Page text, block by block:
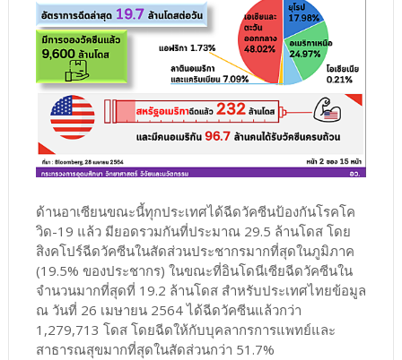
ด้านอาเซียนขณะนี้ทุกประเทศได้ฉีดวัคซีนป้องกันโรคโค
วิด-19 แล้ว มียอดรวมกันที่ประมาณ 29.5 ล้านโดส โดย
สิงคโปร์ฉีดวัคซีนในสัดส่วนประชากรมากที่สุดในภูมิภาค
(19.5% ของประชากร) ในขณะที่อินโดนีเซียฉีดวัคซีนใน
จำนวนมากที่สุดที่ 19.2 ล้านโดส สำหรับประเทศไทยข้อมูล
ณ วันที่ 26 เมษายน 2564 ได้ฉีดวัคซีนแล้วกว่า
1,279,713 โดส โดยฉีดให้กับบุคลากรการแพทย์และ
สาธารณสุขมากที่สุดในสัดส่วนกว่า 51.7%